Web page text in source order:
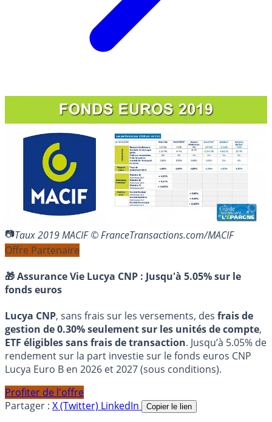
Taux 2019 MACIF © FranceTransactions.com/MACIF
Offre Partenaire
🎁 Assurance Vie Lucya CNP : Jusqu'à 5.05% sur le
fonds euros
Lucya CNP, sans frais sur les versements, des frais de
gestion de 0.30% seulement sur les unités de compte,
ETF éligibles sans frais de transaction. Jusqu’à 5.05% de
rendement sur la part investie sur le fonds euros CNP
Lucya Euro B en 2026 et 2027 (sous conditions).
Profiter de l'offre
Partager : X (Twitter) LinkedIn Copier le lien